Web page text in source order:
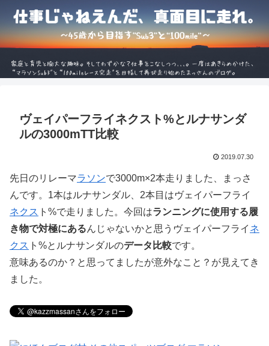
ヴェイパーフライネクスト%とルナサンダ
ルの3000mTT比較
2019.07.30
先日のリレーマラソンで3000m×2本走りました、まっさ
んです。1本はルナサンダル、2本目はヴェイパーフライ
ネクス ト%で走りました。今回はランニングに使用する履
き物で対極にあるんじゃないかと思うヴェイパーフライ ネ
クス ト%とルナサンダルのデータ比較です。
意味あるのか？と思ってましたが意外なこと？が見えてき
ました。